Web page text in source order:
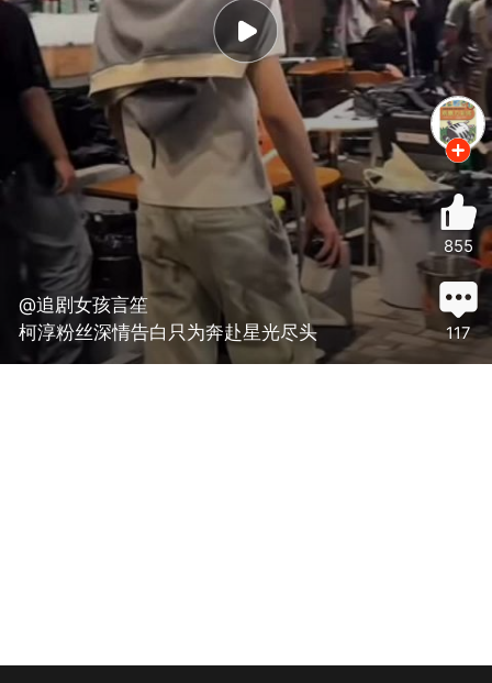
855
117
@追剧女孩言笙
柯淳粉丝深情告白只为奔赴星光尽头